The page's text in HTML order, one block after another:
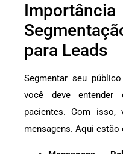
para Leads
Segmentar seu
você deve entender
pacientes. Com isso,
mensagens. Aqui